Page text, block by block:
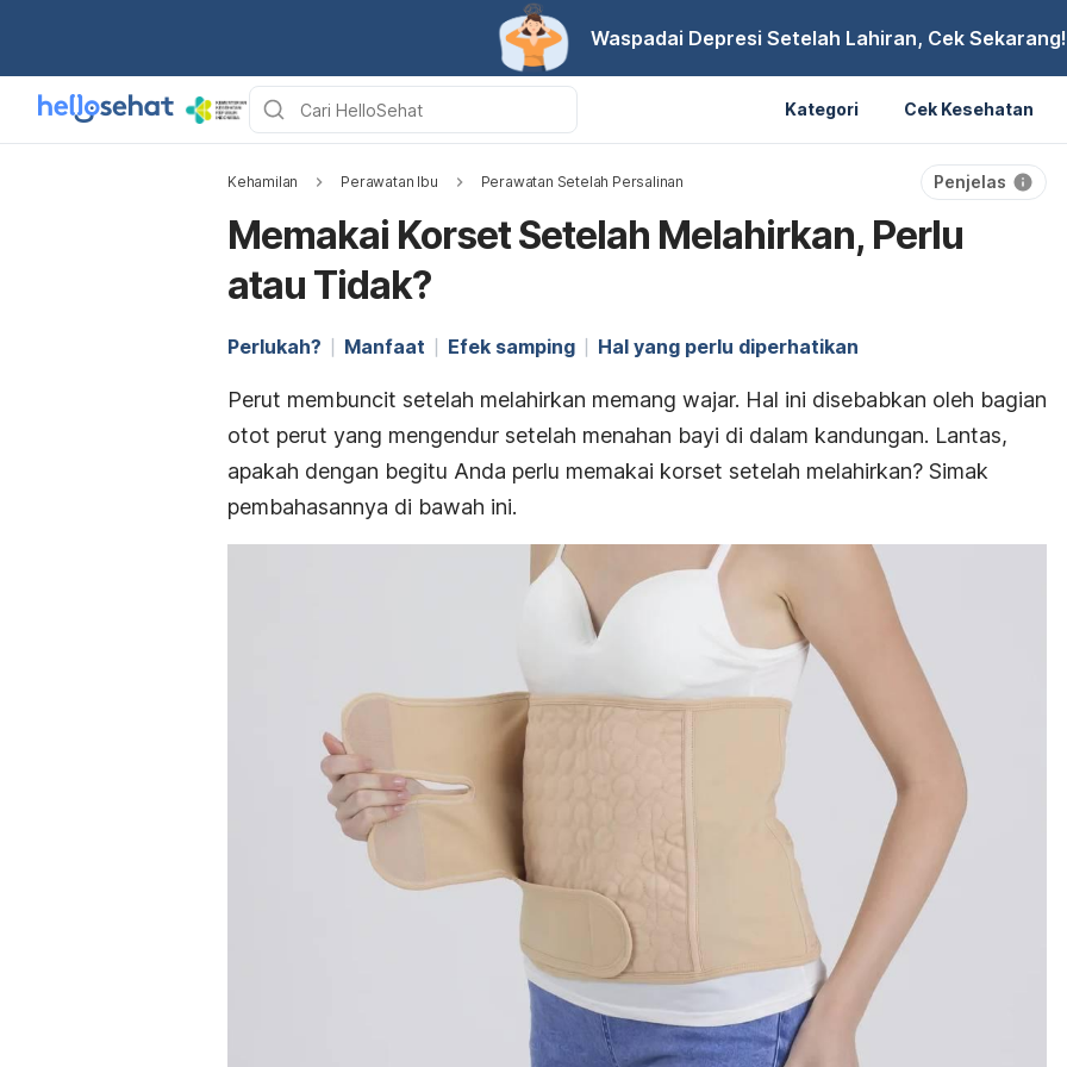
Waspadai Depresi Setelah Lahiran, Cek Sekarang!
Kategori Cek Kesehatan
Kehamilan Perawatan Ibu Perawatan Setelah Persalinan Penjelas
Memakai Korset Setelah Melahirkan, Perlu
atau Tidak?
Perlukah? Manfaat Efek samping Hal yang perlu diperhatikan
Perut membuncit setelah melahirkan memang wajar. Hal ini disebabkan oleh bagian
otot perut yang mengendur setelah menahan bayi di dalam kandungan. Lantas,
apakah dengan begitu Anda perlu memakai korset setelah melahirkan? Simak
pembahasannya di bawah ini.